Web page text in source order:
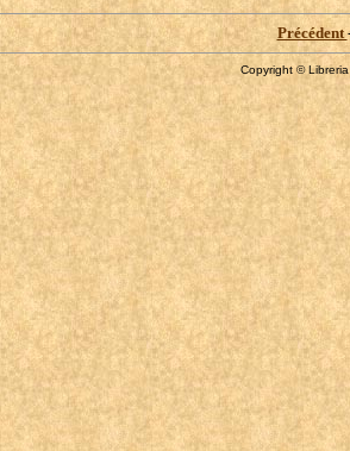
Précédent
Copyright ©